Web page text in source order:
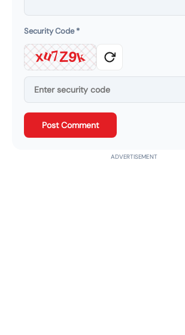
Security Code*
xu7Z9k
Post Comment
ADVERTISEMENT